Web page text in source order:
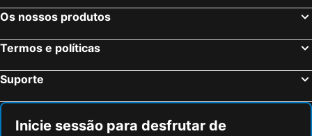
Hotel Mas Solà
Hotel Balneari Termes Orion
Peninsular
Hotel Palau Fugit
La Comuna by Bon Dia Residences
Hotel Camiral - The Leading Hotels of the World
Hotel Pasteral * * *
Hostal Can Maret
Os nossos produtos
Termos e políticas
Suporte
Inicie sessão para desfrutar de